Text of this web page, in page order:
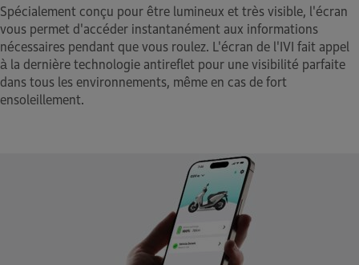
Spécialement conçu pour être lumineux et très visible, l'écran
vous permet d'accéder instantanément aux informations
nécessaires pendant que vous roulez. L'écran de l'IVI fait appel
à la dernière technologie antireflet pour une visibilité parfaite
dans tous les environnements, même en cas de fort
ensoleillement.